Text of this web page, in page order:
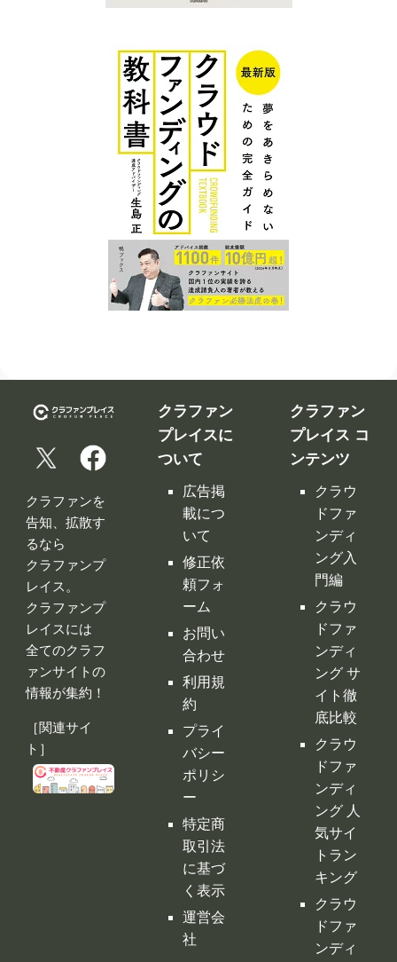
クラファンを
告知、拡散す
るなら
クラファンプ
レイス。
クラファンプ
レイスには
全てのクラフ
ァンサイトの
情報が集約！
［関連サイ
ト］
クラファン
プレイスに
ついて
広告掲
載につ
いて
修正依
頼フォ
ーム
お問い
合わせ
利用規
約
プライ
バシー
ポリシ
ー
特定商
取引法
に基づ
く表示
運営会
社
クラファン
プレイス コ
ンテンツ
クラウ
ドファ
ンディ
ング入
門編
クラウ
ドファ
ンディ
ング サ
イト徹
底比較
クラウ
ドファ
ンディ
ング 人
気サイ
トラン
キング
クラウ
ドファ
ンディ